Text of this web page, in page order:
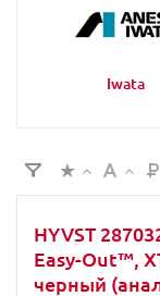
Iwata
HYVST
Easy-Out™,
чeрный